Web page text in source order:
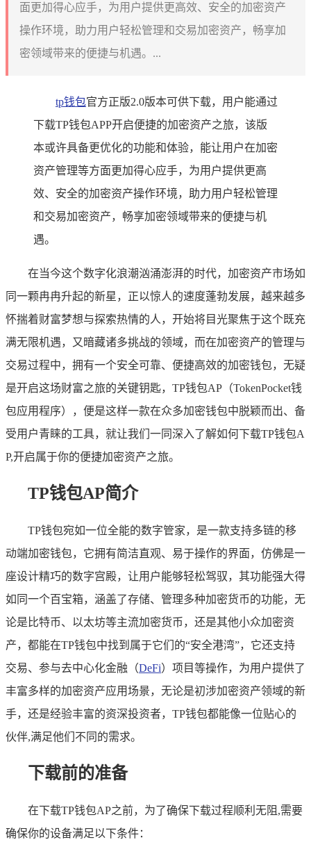
面更加得心应手，为用户提供更高效、安全的加密资产
操作环境，助力用户轻松管理和交易加密资产，畅享加
密领域带来的便捷与机遇。...
tp钱包官方正版2.0版本可供下载，用户能通过
下载TP钱包APP开启便捷的加密资产之旅，该版
本或许具备更优化的功能和体验，能让用户在加密
资产管理等方面更加得心应手，为用户提供更高
效、安全的加密资产操作环境，助力用户轻松管理
和交易加密资产，畅享加密领域带来的便捷与机
遇。
在当今这个数字化浪潮汹涌澎湃的时代，加密资产市场如
同一颗冉冉升起的新星，正以惊人的速度蓬勃发展，越来越多
怀揣着财富梦想与探索热情的人，开始将目光聚焦于这个既充
满无限机遇，又暗藏诸多挑战的领域，而在加密资产的管理与
交易过程中，拥有一个安全可靠、便捷高效的加密钱包，无疑
是开启这场财富之旅的关键钥匙，TP钱包AP（TokenPocket钱
包应用程序），便是这样一款在众多加密钱包中脱颖而出、备
受用户青睐的工具，就让我们一同深入了解如何下载TP钱包A
P,开启属于你的便捷加密资产之旅。
TP钱包AP简介
TP钱包宛如一位全能的数字管家，是一款支持多链的移
动端加密钱包，它拥有简洁直观、易于操作的界面，仿佛是一
座设计精巧的数字宫殿，让用户能够轻松驾驭，其功能强大得
如同一个百宝箱，涵盖了存储、管理多种加密货币的功能，无
论是比特币、以太坊等主流加密货币，还是其他小众加密资
产，都能在TP钱包中找到属于它们的“安全港湾”，它还支持
交易、参与去中心化金融（DeFi）项目等操作，为用户提供了
丰富多样的加密资产应用场景，无论是初涉加密资产领域的新
手，还是经验丰富的资深投资者，TP钱包都能像一位贴心的
伙伴,满足他们不同的需求。
下载前的准备
在下载TP钱包AP之前，为了确保下载过程顺利无阻,需要
确保你的设备满足以下条件：